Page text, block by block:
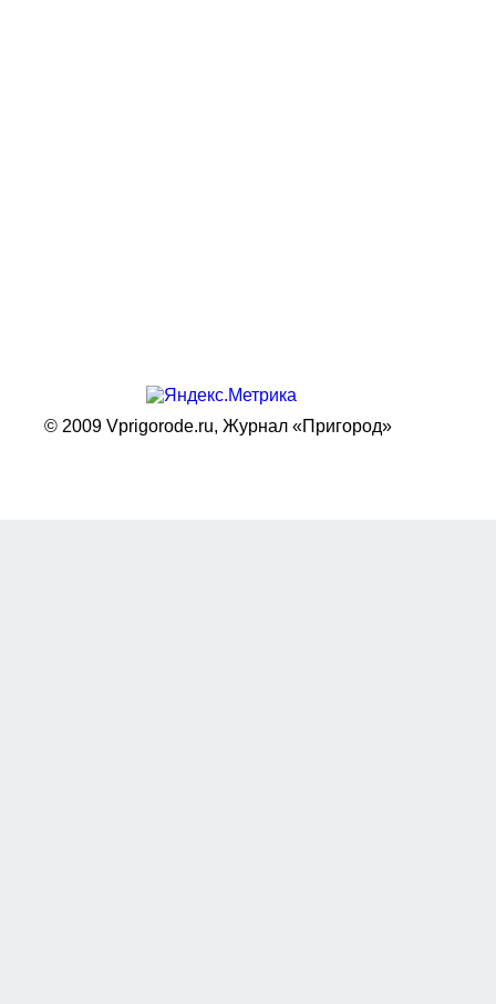
© 2009 Vprigorode.ru, Журнал «Пригород»